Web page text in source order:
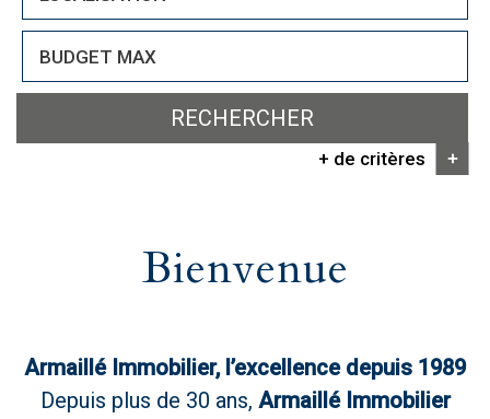
RECHERCHER
+ de critères +
Bienvenue
Armaillé Immobilier, l’excellence depuis 1989
Depuis plus de 30 ans, Armaillé Immobilier